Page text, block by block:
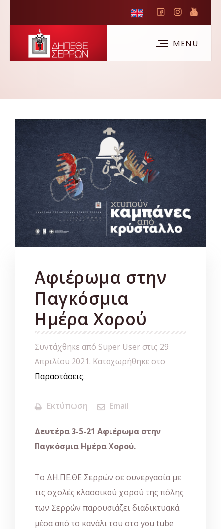
Αφιέρωμα στην
Παγκόσμια
Ημέρα Χορού
Συντάχθηκε από Super User στις 29
Απριλίου 2021. Καταχωρήθηκε στο
Παραστάσεις.
Εκτύπωση Email
Δευτέρα 3-5-21 Αφιέρωμα στην
Παγκόσμια Ημέρα Χορού.
Το ΔΗ.ΠΕ.ΘΕ Σερρών σε συνεργασία με
τις σχολές κλασσικού χορού της πόλης
των Σερρών παρουσιάζει διαδικτυακά
μέσα από το κανάλι του στο you tube